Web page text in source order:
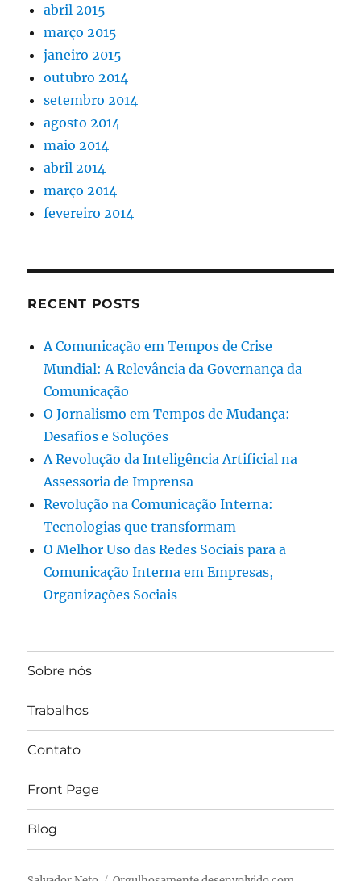
abril 2015
março 2015
janeiro 2015
outubro 2014
setembro 2014
agosto 2014
maio 2014
abril 2014
março 2014
fevereiro 2014
RECENT POSTS
A Comunicação em Tempos de Crise
Mundial: A Relevância da Governança da
Comunicação
O Jornalismo em Tempos de Mudança:
Desafios e Soluções
A Revolução da Inteligência Artificial na
Assessoria de Imprensa
Revolução na Comunicação Interna:
Tecnologias que transformam
O Melhor Uso das Redes Sociais para a
Comunicação Interna em Empresas,
Organizações Sociais
Sobre nós
Trabalhos
Contato
Front Page
Blog